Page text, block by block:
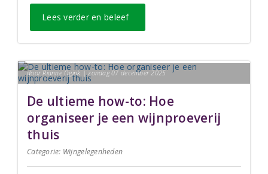
Lees verder en beleef
door Rianne Ogink | zondag 07 december 2025
De ultieme how-to: Hoe
organiseer je een wijnproeverij
thuis
Categorie: Wijngelegenheden